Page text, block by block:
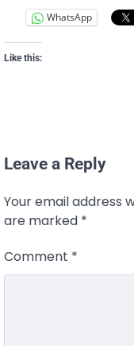
WhatsApp
Like this:
Leave a Reply
Your email address
are marked *
Comment *